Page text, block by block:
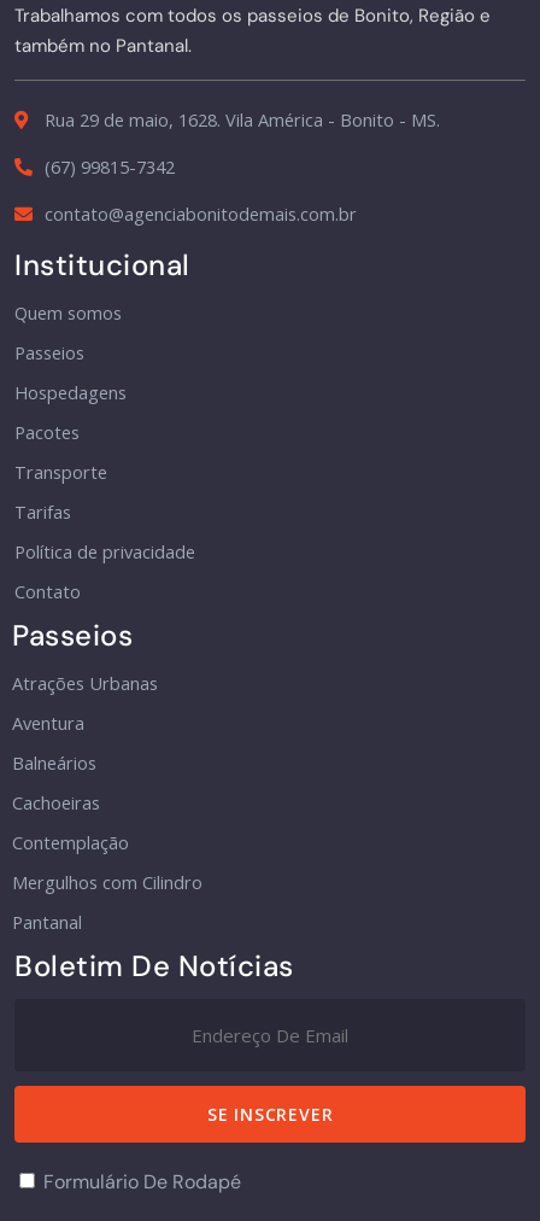
Trabalhamos com todos os passeios de Bonito, Região e
também no Pantanal.
Rua 29 de maio, 1628. Vila América - Bonito - MS.
(67) 99815-7342
contato@agenciabonitodemais.com.br
Institucional
Quem somos
Passeios
Hospedagens
Pacotes
Transporte
Tarifas
Política de privacidade
Contato
Passeios
Atrações Urbanas
Aventura
Balneários
Cachoeiras
Contemplação
Mergulhos com Cilindro
Pantanal
Boletim De Notícias
Formulário De Rodapé